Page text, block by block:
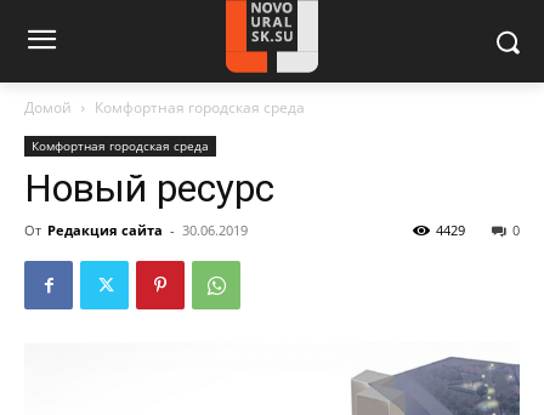
Домой Комфортная городская среда
Комфортная городская среда
Новый ресурс
От Редакция сайта - 30.06.2019 0
4429